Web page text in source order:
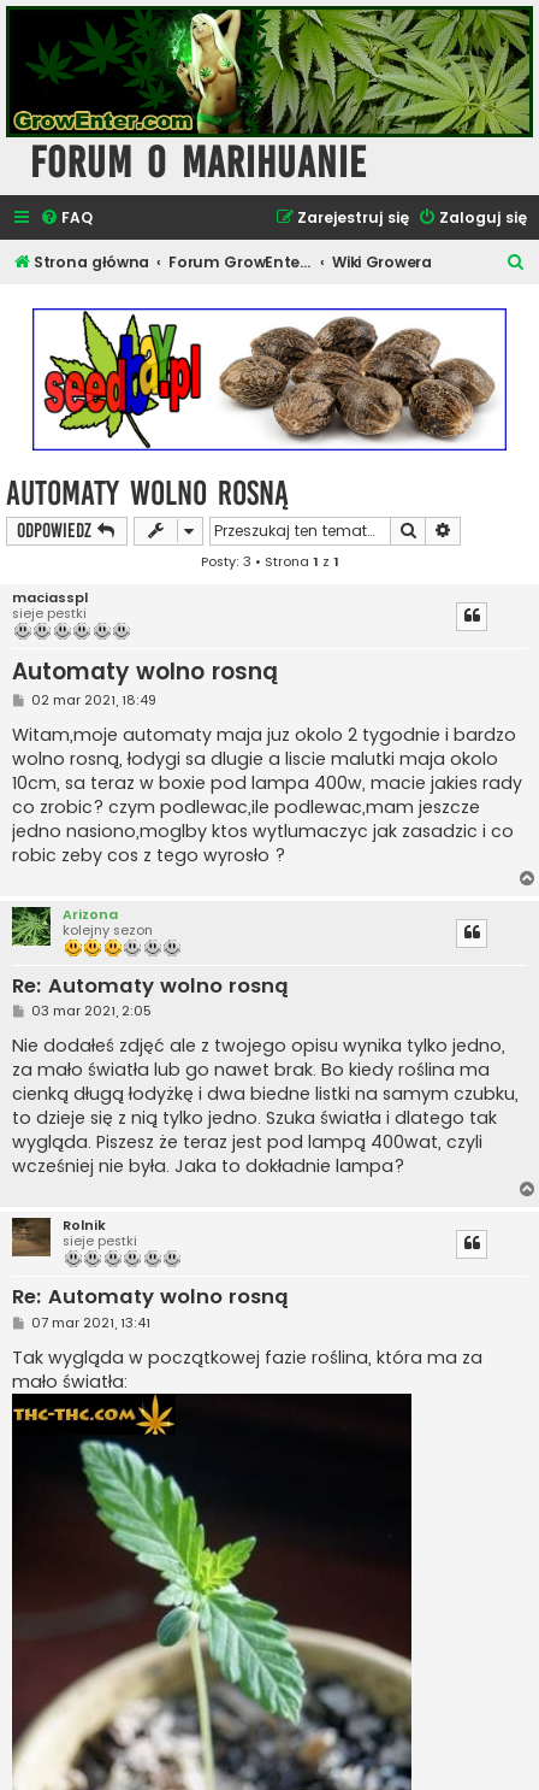
Forum o Marihuanie
FAQ Zaloguj się
Zarejestruj się
Strona główna Forum GrowEnter.com - Forum Dyskusyjne o Marihuanie Wiki Growera
Automaty wolno rosną
ODPOWIEDZ Szukaj
Posty: 3 • Strona 1 z 1
maciasspl
sieje pestki
Automaty wolno rosną
P
s
t
02 mar 2021, 18:49
Witam,moje automaty maja juz okolo 2 tygodnie i bardzo
wolno rosną, łodygi sa dlugie a liscie malutki maja okolo
10cm, sa teraz w boxie pod lampa 400w, macie jakies rady
co zrobic? czym podlewac,ile podlewac,mam jeszcze
jedno nasiono,moglby ktos wytlumaczyc jak zasadzic i co
robic zeby cos z tego wyrosło ?
Arizona
kolejny sezon
Re: Automaty wolno rosną
P
s
t
03 mar 2021, 2:05
Nie dodałeś zdjęć ale z twojego opisu wynika tylko jedno,
za mało światła lub go nawet brak. Bo kiedy roślina ma
cienką długą łodyżkę i dwa biedne listki na samym czubku,
to dzieje się z nią tylko jedno. Szuka światła i dlatego tak
wygląda. Piszesz że teraz jest pod lampą 400wat, czyli
wcześniej nie była. Jaka to dokładnie lampa?
Rolnik
sieje pestki
Re: Automaty wolno rosną
P
s
t
07 mar 2021, 13:41
Tak wygląda w początkowej fazie roślina, która ma za
mało światła: